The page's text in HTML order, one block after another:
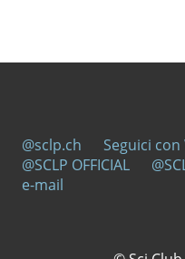
@sclp.ch
Seguici
@SCLP OFFICIAL
e-mail